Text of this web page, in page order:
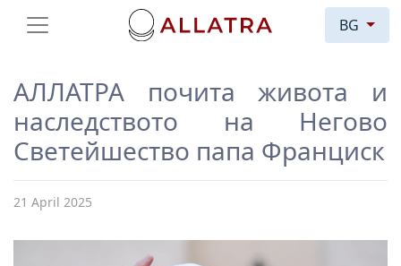
BG
АЛЛАТРА почита живота и
наследството на Негово
Светейшество папа Франциск
21 April 2025